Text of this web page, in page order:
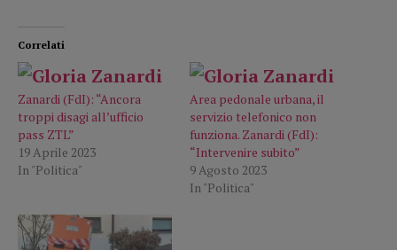
Correlati
Zanardi (FdI): “Ancora
troppi disagi all’ufficio
pass ZTL”
19 Aprile 2023
In "Politica"
Area pedonale urbana, il
servizio telefonico non
funziona. Zanardi (FdI):
“Intervenire subito”
9 Agosto 2023
In "Politica"